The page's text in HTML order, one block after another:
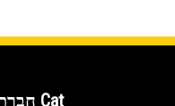
Cat חברתי